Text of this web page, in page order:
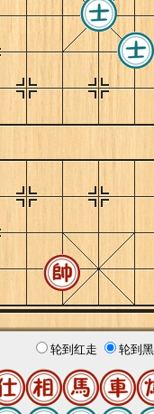
轮到红走 轮到